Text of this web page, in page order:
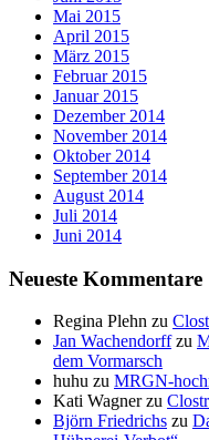
Mai 2015
April 2015
März 2015
Februar 2015
Januar 2015
Dezember 2014
November 2014
Oktober 2014
September 2014
August 2014
Juli 2014
Juni 2014
Neueste Kommentare
Regina Plehn zu
Jan Wachendorffzu
dem Vormarsch
huhu zu MRGN-
Kati Wagnerzu
Björn Friedrichs zu